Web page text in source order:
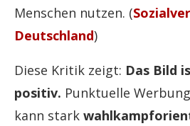
Menschen nutzen. (
Deutschland)
Diese Kritik zeigt: Das Bild
positiv. Punktuelle
kann stark